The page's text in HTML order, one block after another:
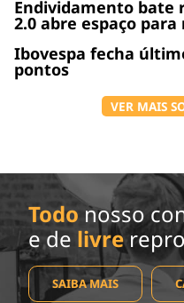
Endividamento bate
2.0 abre espaço
Ibovespa fecha
pontos
VER MAIS
Todo nosso
e de livre
SAIBA MAIS